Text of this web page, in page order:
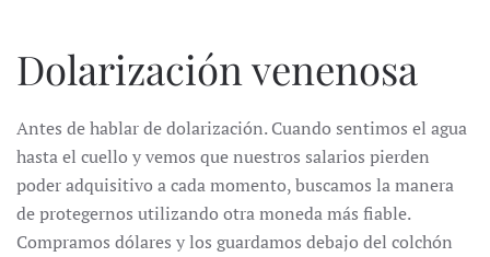
Dolarización venenosa
Antes de hablar de dolarización. Cuando sentimos el agua
hasta el cuello y vemos que nuestros salarios pierden
poder adquisitivo a cada momento, buscamos la manera
de protegernos utilizando otra moneda más fiable.
Compramos dólares y los guardamos debajo del colchón